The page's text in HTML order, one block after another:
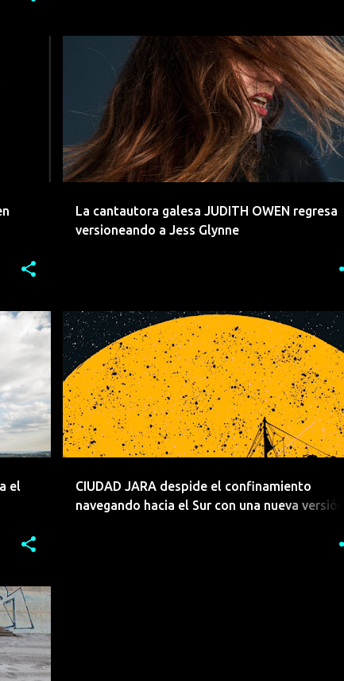
La cantautora galesa JUDITH OWEN regresa
versioneando a Jess Glynne
AMERICANA FOLK JAZZ
JUDITH OWEN LANZAMIENTO +
POP
el
+3
CIUDAD JARA despide el confinamiento
navegando hacia el Sur con una nueva versión
ACUSTICO CIUDAD JARA FOLK INDIE
LANZAMIENTO POP +
ROCK
+